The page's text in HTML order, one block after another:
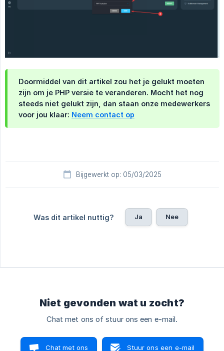
Doormiddel van dit artikel zou het je gelukt moeten
zijn om je PHP versie te veranderen. Mocht het nog
steeds niet gelukt zijn, dan staan onze medewerkers
voor jou klaar: Neem contact op
Bijgewerkt op: 05/03/2025
Was dit artikel nuttig? Ja Nee
Niet gevonden wat u zocht?
Chat met ons of stuur ons een e-mail.
Chat met ons Stuur ons een e-mail